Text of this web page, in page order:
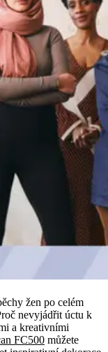
žen po celém
nevyjádřit úctu k
a kreativními
FC500 můžete